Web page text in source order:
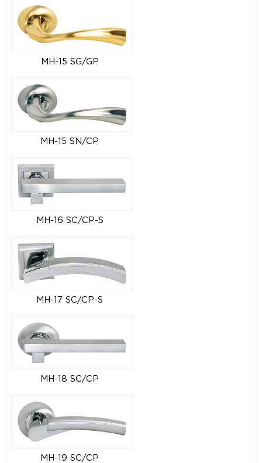
MH-15 SG/GP
MH-15 SN/CP
MH-16 SC/CP-S
MH-17 SC/CP-S
MH-18 SC/CP
MH-19 SC/CP